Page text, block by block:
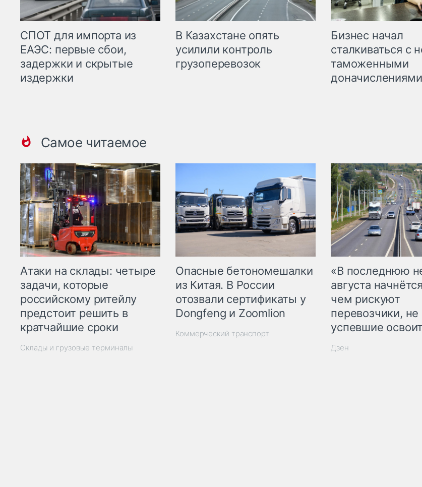
СПОТ для импорта из
ЕАЭС: первые сбои,
задержки и скрытые
издержки
В Казахстане опять
усилили контроль
грузоперевозок
Бизнес начал
сталкиваться с
таможенными
доначислениями
Самое читаемое
Атаки на склады: четыре
задачи, которые
российскому ритейлу
предстоит решить в
кратчайшие сроки
Склады и грузовые терминалы
Опасные бетономешалки
из Китая. В России
отозвали сертификаты у
Dongfeng и Zoomlion
Коммерческий транспорт
«В последнюю
августа
чем рискуют
перевозчики, не
успевшие
Дзен